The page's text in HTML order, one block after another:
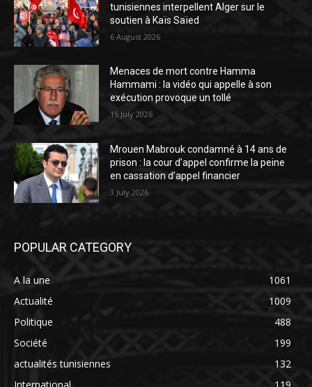
tunisiennes interpellent Alger sur le
soutien à Kaïs Saïed
6 August 2026
Menaces de mort contre Hamma
Hammami : la vidéo qui appelle à son
exécution provoque un tollé
15 July 2026
Mrouen Mabrouk condamné à 14 ans de
prison : la cour d’appel confirme la peine
en cassation d’appel financier
3 July 2026
POPULAR CATEGORY
A la une
1061
Actualité
1009
Politique
488
Société
199
actualités tunisiennes
132